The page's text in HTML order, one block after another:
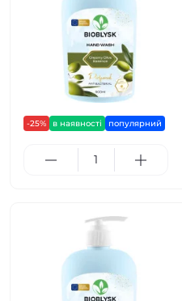
-25% в наявності популярний